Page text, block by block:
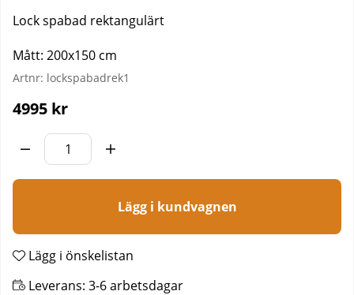
Lock spabad rektangulärt
Mått: 200x150 cm
Artnr: lockspabadrek1
4995 kr
Lägg i kundvagnen
Lägg i önskelistan
Leverans: 3-6 arbetsdagar